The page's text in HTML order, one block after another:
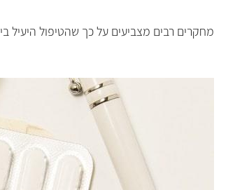
מחקרים רבים מצביעים על כך שהטיפול היעיל